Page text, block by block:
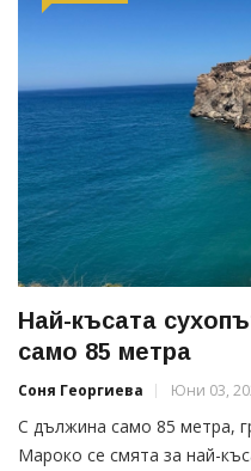
Най-късата
само 85 метра
Соня Георгиева Юни 03,
С дължина само 85 метра,
Мароко се смята за най-